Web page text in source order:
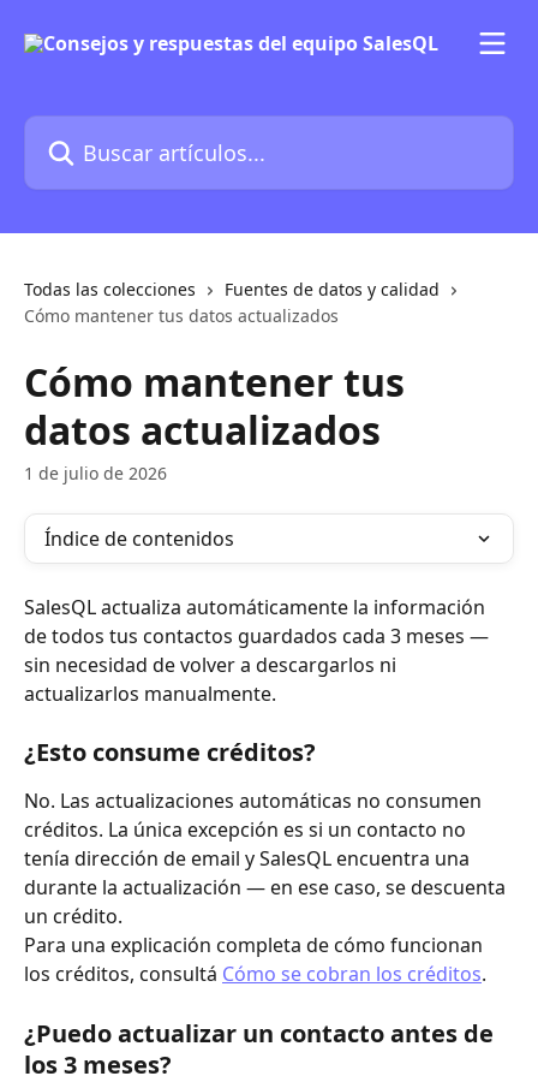
Buscar artículos...
Todas las colecciones
Fuentes de datos y calidad
Cómo mantener tus datos actualizados
Cómo mantener tus
datos actualizados
1 de julio de 2026
Índice de contenidos
SalesQL actualiza automáticamente la información
de todos tus contactos guardados cada 3 meses —
sin necesidad de volver a descargarlos ni
actualizarlos manualmente.
¿Esto consume créditos?
No. Las actualizaciones automáticas no consumen
créditos. La única excepción es si un contacto no
tenía dirección de email y SalesQL encuentra una
durante la actualización — en ese caso, se descuenta
un crédito.
Para una explicación completa de cómo funcionan
los créditos, consultá Cómo se cobran los créditos.
¿Puedo actualizar un contacto antes de
los 3 meses?